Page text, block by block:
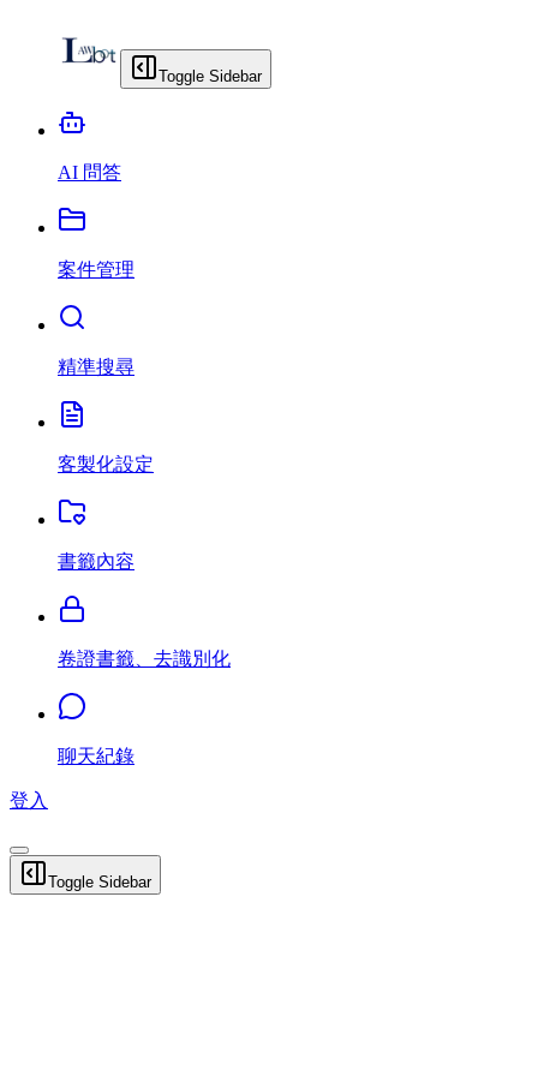
Toggle Sidebar
AI 問答
案件管理
精準搜尋
客製化設定
書籤內容
卷證書籤、去識別化
聊天紀錄
登入
Toggle Sidebar